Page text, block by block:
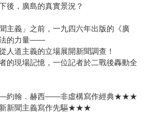
後，廣島的真實景況？
主義」之前，一九四六年出版的《廣
法的力量——
人道主義的立場展開新聞調查！
的現場記憶，一位記者於二戰後轟動全
翰．赫西——非虛構寫作經典★★★
新聞主義寫作先驅★★★